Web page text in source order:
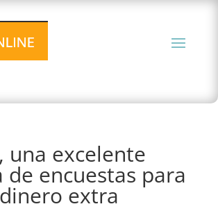
una excelente
de encuestas para
extra